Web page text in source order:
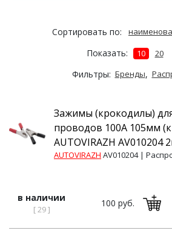
Сортировать по:
Показать: 10 20
Фильтры: Бренды,
Зажимы (крокодилы)
проводов 100А 105мм
AUTOVIRAZH AV010204
AUTOVIRAZH AV010204 |
в наличии
[ 29 ]
100 руб.